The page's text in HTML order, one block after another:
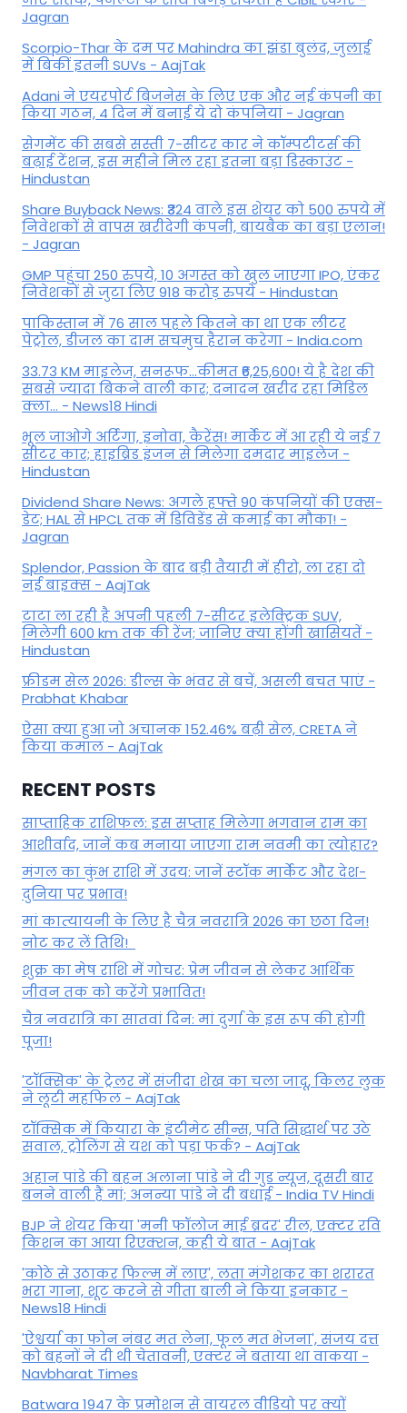
Jagran
Scorpio-Thar के दम पर Mahindra का झंडा बुलंद, जुलाई
में बिकीं इतनी SUVs - AajTak
Adani ने एयरपोर्ट बिजनेस के लिए एक और नई कंपनी का
किया गठन, 4 दिन में बनाई ये दो कंपनियां - Jagran
सेगमेंट की सबसे सस्ती 7-सीटर कार ने कॉम्पटीटर्स की
बढ़ाई टेंशन, इस महीने मिल रहा इतना बड़ा डिस्काउंट -
Hindustan
Share Buyback News: ₹324 वाले इस शेयर को 500 रुपये में
निवेशकों से वापस खरीदेगी कंपनी, बायबैक का बड़ा एलान!
- Jagran
GMP पहुंचा 250 रुपये, 10 अगस्त को खुल जाएगा IPO, एंकर
निवेशकों से जुटा लिए 918 करोड़ रुपये - Hindustan
पाकिस्तान में 76 साल पहले कितने का था एक लीटर
पेट्रोल, डीजल का दाम सचमुच हैरान करेगा - India.com
33.73 KM माइलेज, सनरूफ...कीमत ₹6,25,600! ये है देश की
सबसे ज्यादा बिकने वाली कार; दनादन खरीद रहा मिडिल
क्ला... - News18 Hindi
भूल जाओगे अर्टिगा, इनोवा, कैरेंस! मार्केट में आ रही ये नई 7
सीटर कार; हाइब्रिड इंजन से मिलेगा दमदार माइलेज -
Hindustan
Dividend Share News: अगले हफ्ते 90 कंपनियों की एक्स-
डेट; HAL से HPCL तक में डिविडेंड से कमाई का मौका! -
Jagran
Splendor, Passion के बाद बड़ी तैयारी में हीरो, ला रहा दो
नई बाइक्स - AajTak
टाटा ला रही है अपनी पहली 7-सीटर इलेक्ट्रिक SUV,
मिलेगी 600 km तक की रेंज; जानिए क्या होंगी खासियतें -
Hindustan
फ्रीडम सेल 2026: डील्स के भंवर से बचें, असली बचत पाएं -
Prabhat Khabar
ऐसा क्या हुआ जो अचानक 152.46% बढ़ी सेल, CRETA ने
किया कमाल - AajTak
RECENT POSTS
साप्ताहिक राशिफल: इस सप्ताह मिलेगा भगवान राम का
आशीर्वाद, जानें कब मनाया जाएगा राम नवमी का त्योहार?
मंगल का कुंभ राशि में उदय: जानें स्‍टॉक मार्केट और देश-
दुनिया पर प्रभाव!
मां कात्‍यायनी के लिए है चैत्र नवरात्रि 2026 का छठा दिन!
नोट कर लें तिथि!
शुक्र का मेष राशि में गोचर: प्रेम जीवन से लेकर आर्थिक
जीवन तक को करेंगे प्रभावित!
चैत्र नवरात्रि का सातवां दिन: मां दुर्गा के इस रूप की होगी
पूजा!
'टॉक्सिक' के ट्रेलर में संजीदा शेख का चला जादू, किलर लुक
ने लूटी महफिल - AajTak
टॉक्सिक में कियारा के इंटीमेट सीन्स, पति सिद्धार्थ पर उठे
सवाल, ट्रोलिंग से यश को पड़ा फर्क? - AajTak
अहान पांडे की बहन अलाना पांडे ने दी गुड न्यूज, दूसरी बार
बनने वाली हैं मां; अनन्या पांडे ने दी बधाई - India TV Hindi
BJP ने शेयर किया 'मनी फॉलोज माई ब्रदर' रील, एक्टर रवि
किशन का आया रिएक्शन, कही ये बात - AajTak
'कोठे से उठाकर फिल्म में लाए', लता मंगेशकर का शरारत
भरा गाना, शूट करने से गीता बाली ने किया इनकार -
News18 Hindi
'ऐश्वर्या का फोन नंबर मत लेना, फूल मत भेजना', संजय दत्त
को बहनों ने दी थी चेतावनी, एक्टर ने बताया था वाकया -
Navbharat Times
Batwara 1947 के प्रमोशन से वायरल वीडियो पर क्यों